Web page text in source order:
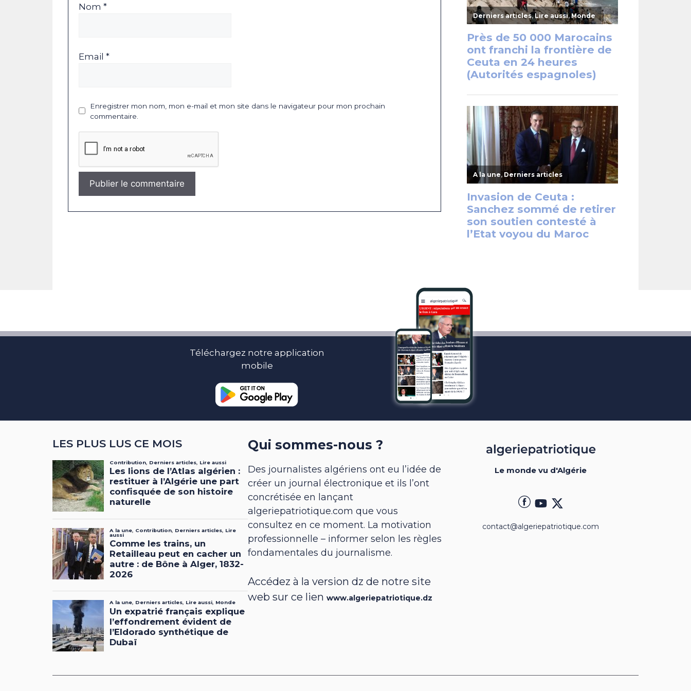
Nom *
Email *
Enregistrer mon nom, mon e-mail et mon site dans le navigateur pour mon prochain
commentaire.
Téléchargez notre application
mobile
LES PLUS LUS CE MOIS Qui sommes-nous ?
Des journalistes algériens ont eu l’idée de
créer un journal électronique et ils l’ont
concrétisée en lançant
algeriepatriotique.com que vous
consultez en ce moment. La motivation
professionnelle – informer selon les règles
fondamentales du journalisme.
Accédez à la version dz de notre site
web sur ce lienwww.algeriepatriotique.dz
Le monde vu d'Algérie
contact@algeriepatriotique.com